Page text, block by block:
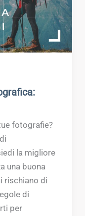
fotografie?
la migliore
una buona
rischiano di
di
per